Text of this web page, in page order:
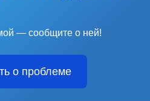
— сообщите о ней!
о проблеме